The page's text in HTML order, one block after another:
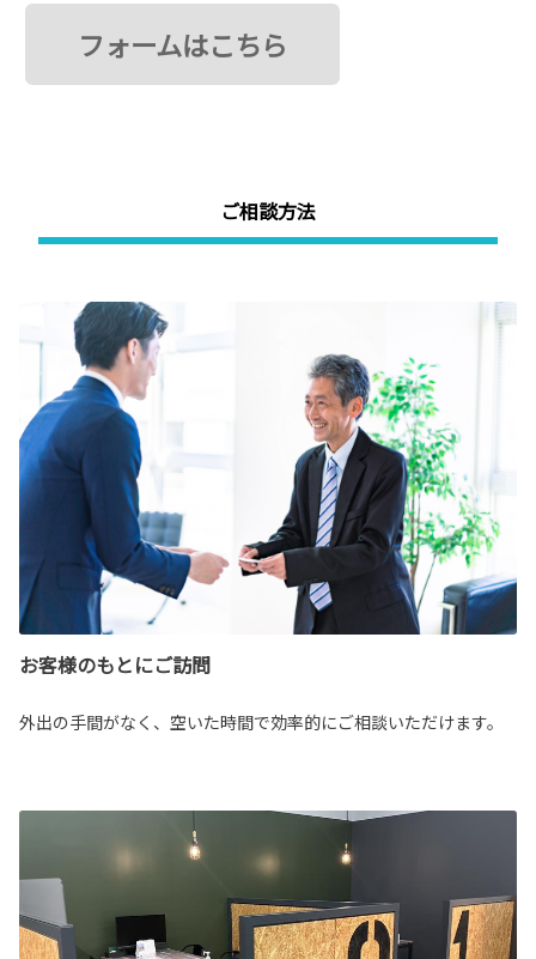
フォームはこちら
ご相談方法
お客様のもとにご訪問
外出の手間がなく、空いた時間で効率的にご相談いただけます。